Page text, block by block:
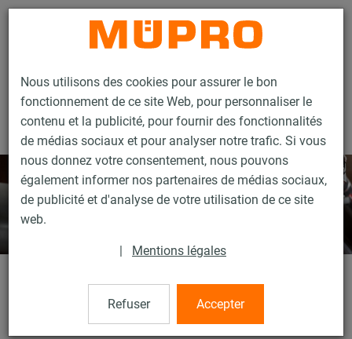
Nous utilisons des cookies pour assurer le bon
fonctionnement de ce site Web, pour personnaliser le
contenu et la publicité, pour fournir des fonctionnalités
de médias sociaux et pour analyser notre trafic. Si vous
nous donnez votre consentement, nous pouvons
également informer nos partenaires de médias sociaux,
de publicité et d'analyse de votre utilisation de ce site
web.
| Mentions légales
Refuser Accepter
Contact
Téléchargements